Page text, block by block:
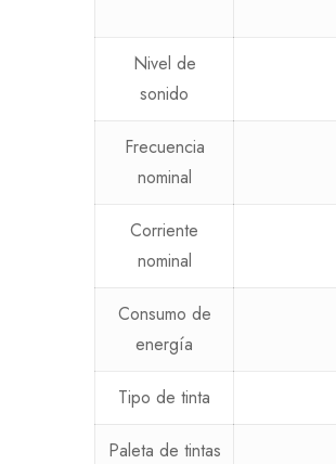
Nivel de
sonido
Frecuencia
nominal
Corriente
nominal
Consumo de
energía
Tipo de tinta
Paleta de tintas